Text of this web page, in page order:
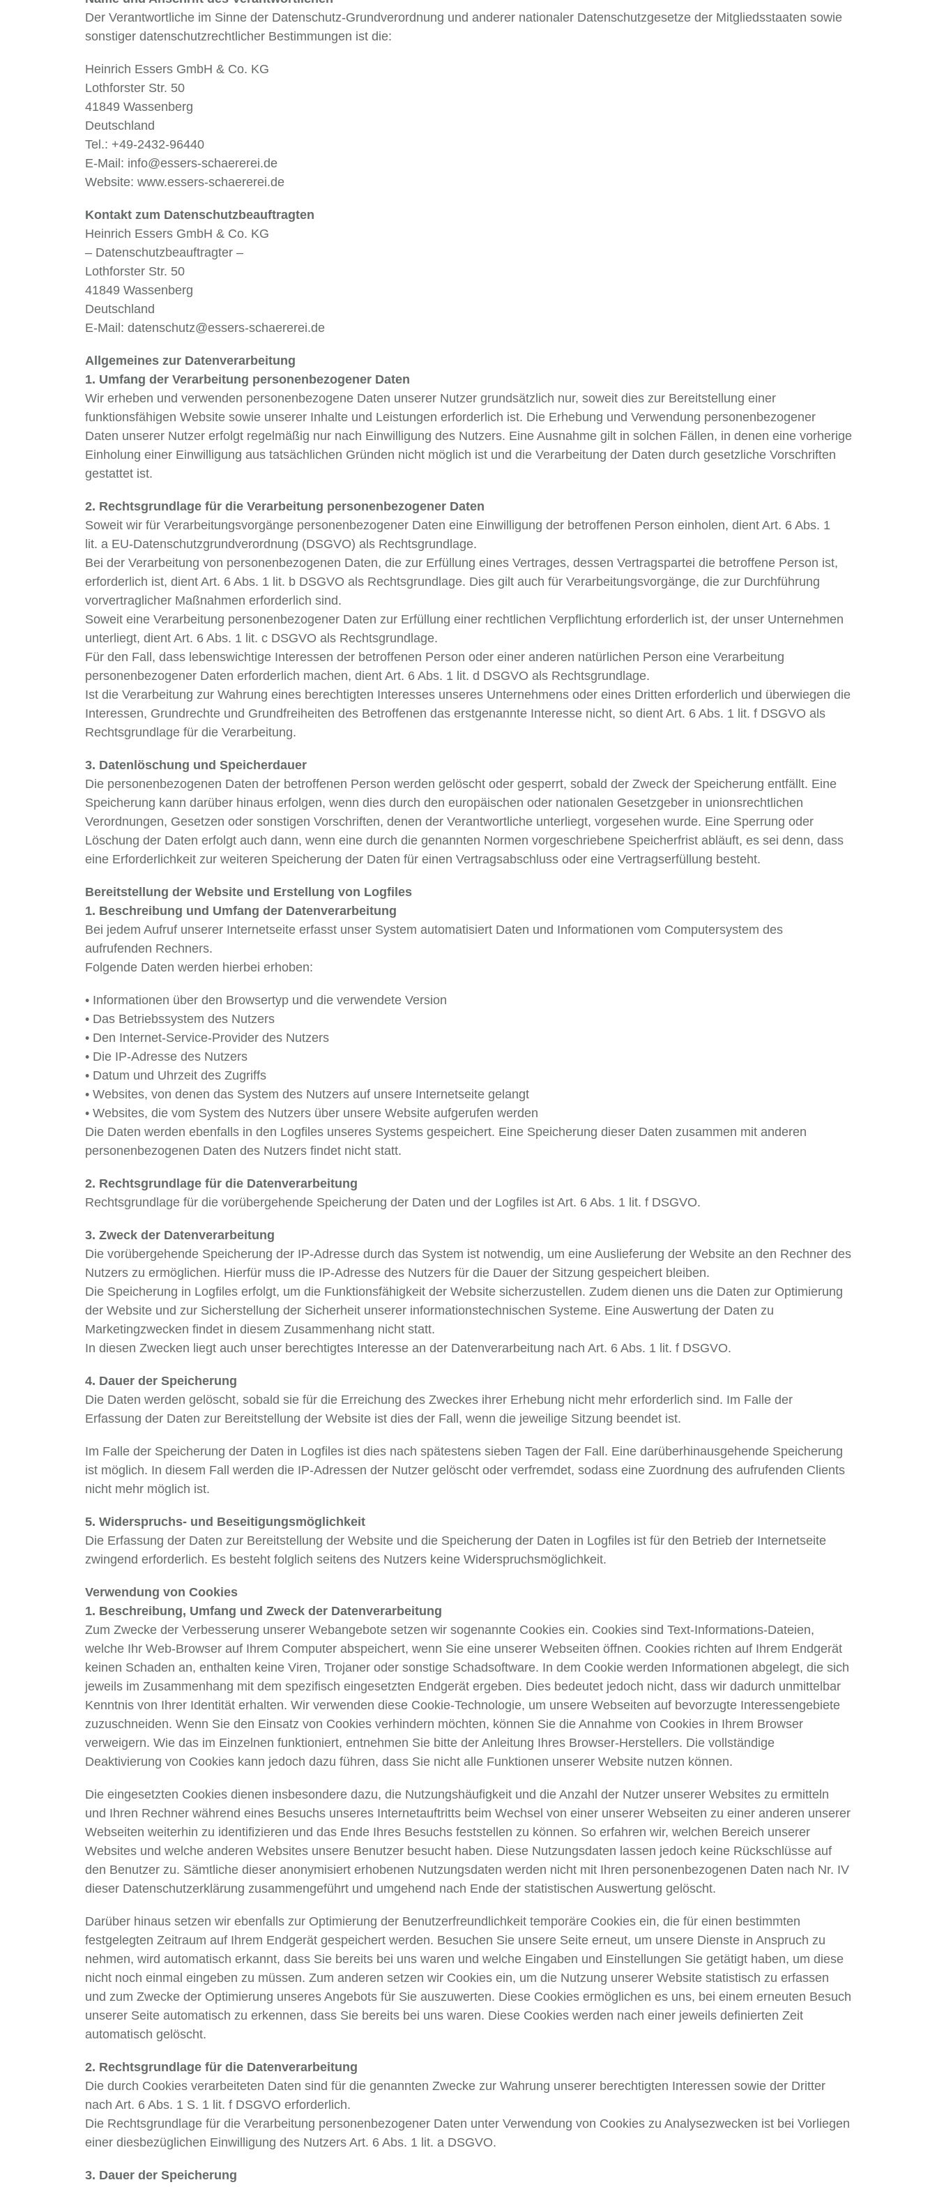
Der Verantwortliche im Sinne der Datenschutz-Grundverordnung und anderer nationaler Datenschutzgesetze der Mitgliedsstaaten sowie
sonstiger datenschutzrechtlicher Bestimmungen ist die:
Heinrich Essers GmbH & Co. KG
Lothforster Str. 50
41849 Wassenberg
Deutschland
Tel.: +49-2432-96440
E-Mail: info@essers-schaererei.de
Website: www.essers-schaererei.de
Kontakt zum Datenschutzbeauftragten
Heinrich Essers GmbH & Co. KG
– Datenschutzbeauftragter –
Lothforster Str. 50
41849 Wassenberg
Deutschland
E-Mail: datenschutz@essers-schaererei.de
Allgemeines zur Datenverarbeitung
1. Umfang der Verarbeitung personenbezogener Daten
Wir erheben und verwenden personenbezogene Daten unserer Nutzer grundsätzlich nur, soweit dies zur Bereitstellung einer
funktionsfähigen Website sowie unserer Inhalte und Leistungen erforderlich ist. Die Erhebung und Verwendung personenbezogener
Daten unserer Nutzer erfolgt regelmäßig nur nach Einwilligung des Nutzers. Eine Ausnahme gilt in solchen Fällen, in denen eine vorherige
Einholung einer Einwilligung aus tatsächlichen Gründen nicht möglich ist und die Verarbeitung der Daten durch gesetzliche Vorschriften
gestattet ist.
2. Rechtsgrundlage für die Verarbeitung personenbezogener Daten
Soweit wir für Verarbeitungsvorgänge personenbezogener Daten eine Einwilligung der betroffenen Person einholen, dient Art. 6 Abs. 1
lit. a EU-Datenschutzgrundverordnung (DSGVO) als Rechtsgrundlage.
Bei der Verarbeitung von personenbezogenen Daten, die zur Erfüllung eines Vertrages, dessen Vertragspartei die betroffene Person ist,
erforderlich ist, dient Art. 6 Abs. 1 lit. b DSGVO als Rechtsgrundlage. Dies gilt auch für Verarbeitungsvorgänge, die zur Durchführung
vorvertraglicher Maßnahmen erforderlich sind.
Soweit eine Verarbeitung personenbezogener Daten zur Erfüllung einer rechtlichen Verpflichtung erforderlich ist, der unser Unternehmen
unterliegt, dient Art. 6 Abs. 1 lit. c DSGVO als Rechtsgrundlage.
Für den Fall, dass lebenswichtige Interessen der betroffenen Person oder einer anderen natürlichen Person eine Verarbeitung
personenbezogener Daten erforderlich machen, dient Art. 6 Abs. 1 lit. d DSGVO als Rechtsgrundlage.
Ist die Verarbeitung zur Wahrung eines berechtigten Interesses unseres Unternehmens oder eines Dritten erforderlich und überwiegen die
Interessen, Grundrechte und Grundfreiheiten des Betroffenen das erstgenannte Interesse nicht, so dient Art. 6 Abs. 1 lit. f DSGVO als
Rechtsgrundlage für die Verarbeitung.
3. Datenlöschung und Speicherdauer
Die personenbezogenen Daten der betroffenen Person werden gelöscht oder gesperrt, sobald der Zweck der Speicherung entfällt. Eine
Speicherung kann darüber hinaus erfolgen, wenn dies durch den europäischen oder nationalen Gesetzgeber in unionsrechtlichen
Verordnungen, Gesetzen oder sonstigen Vorschriften, denen der Verantwortliche unterliegt, vorgesehen wurde. Eine Sperrung oder
Löschung der Daten erfolgt auch dann, wenn eine durch die genannten Normen vorgeschriebene Speicherfrist abläuft, es sei denn, dass
eine Erforderlichkeit zur weiteren Speicherung der Daten für einen Vertragsabschluss oder eine Vertragserfüllung besteht.
Bereitstellung der Website und Erstellung von Logfiles
1. Beschreibung und Umfang der Datenverarbeitung
Bei jedem Aufruf unserer Internetseite erfasst unser System automatisiert Daten und Informationen vom Computersystem des
aufrufenden Rechners.
Folgende Daten werden hierbei erhoben:
• Informationen über den Browsertyp und die verwendete Version
• Das Betriebssystem des Nutzers
• Den Internet-Service-Provider des Nutzers
• Die IP-Adresse des Nutzers
• Datum und Uhrzeit des Zugriffs
• Websites, von denen das System des Nutzers auf unsere Internetseite gelangt
• Websites, die vom System des Nutzers über unsere Website aufgerufen werden
Die Daten werden ebenfalls in den Logfiles unseres Systems gespeichert. Eine Speicherung dieser Daten zusammen mit anderen
personenbezogenen Daten des Nutzers findet nicht statt.
2. Rechtsgrundlage für die Datenverarbeitung
Rechtsgrundlage für die vorübergehende Speicherung der Daten und der Logfiles ist Art. 6 Abs. 1 lit. f DSGVO.
3. Zweck der Datenverarbeitung
Die vorübergehende Speicherung der IP-Adresse durch das System ist notwendig, um eine Auslieferung der Website an den Rechner des
Nutzers zu ermöglichen. Hierfür muss die IP-Adresse des Nutzers für die Dauer der Sitzung gespeichert bleiben.
Die Speicherung in Logfiles erfolgt, um die Funktionsfähigkeit der Website sicherzustellen. Zudem dienen uns die Daten zur Optimierung
der Website und zur Sicherstellung der Sicherheit unserer informationstechnischen Systeme. Eine Auswertung der Daten zu
Marketingzwecken findet in diesem Zusammenhang nicht statt.
In diesen Zwecken liegt auch unser berechtigtes Interesse an der Datenverarbeitung nach Art. 6 Abs. 1 lit. f DSGVO.
4. Dauer der Speicherung
Die Daten werden gelöscht, sobald sie für die Erreichung des Zweckes ihrer Erhebung nicht mehr erforderlich sind. Im Falle der
Erfassung der Daten zur Bereitstellung der Website ist dies der Fall, wenn die jeweilige Sitzung beendet ist.
Im Falle der Speicherung der Daten in Logfiles ist dies nach spätestens sieben Tagen der Fall. Eine darüberhinausgehende Speicherung
ist möglich. In diesem Fall werden die IP-Adressen der Nutzer gelöscht oder verfremdet, sodass eine Zuordnung des aufrufenden Clients
nicht mehr möglich ist.
5. Widerspruchs- und Beseitigungsmöglichkeit
Die Erfassung der Daten zur Bereitstellung der Website und die Speicherung der Daten in Logfiles ist für den Betrieb der Internetseite
zwingend erforderlich. Es besteht folglich seitens des Nutzers keine Widerspruchsmöglichkeit.
Verwendung von Cookies
1. Beschreibung, Umfang und Zweck der Datenverarbeitung
Zum Zwecke der Verbesserung unserer Webangebote setzen wir sogenannte Cookies ein. Cookies sind Text-Informations-Dateien,
welche Ihr Web-Browser auf Ihrem Computer abspeichert, wenn Sie eine unserer Webseiten öffnen. Cookies richten auf Ihrem Endgerät
keinen Schaden an, enthalten keine Viren, Trojaner oder sonstige Schadsoftware. In dem Cookie werden Informationen abgelegt, die sich
jeweils im Zusammenhang mit dem spezifisch eingesetzten Endgerät ergeben. Dies bedeutet jedoch nicht, dass wir dadurch unmittelbar
Kenntnis von Ihrer Identität erhalten. Wir verwenden diese Cookie-Technologie, um unsere Webseiten auf bevorzugte Interessengebiete
zuzuschneiden. Wenn Sie den Einsatz von Cookies verhindern möchten, können Sie die Annahme von Cookies in Ihrem Browser
verweigern. Wie das im Einzelnen funktioniert, entnehmen Sie bitte der Anleitung Ihres Browser-Herstellers. Die vollständige
Deaktivierung von Cookies kann jedoch dazu führen, dass Sie nicht alle Funktionen unserer Website nutzen können.
Die eingesetzten Cookies dienen insbesondere dazu, die Nutzungshäufigkeit und die Anzahl der Nutzer unserer Websites zu ermitteln
und Ihren Rechner während eines Besuchs unseres Internetauftritts beim Wechsel von einer unserer Webseiten zu einer anderen unserer
Webseiten weiterhin zu identifizieren und das Ende Ihres Besuchs feststellen zu können. So erfahren wir, welchen Bereich unserer
Websites und welche anderen Websites unsere Benutzer besucht haben. Diese Nutzungsdaten lassen jedoch keine Rückschlüsse auf
den Benutzer zu. Sämtliche dieser anonymisiert erhobenen Nutzungsdaten werden nicht mit Ihren personenbezogenen Daten nach Nr. IV
dieser Datenschutzerklärung zusammengeführt und umgehend nach Ende der statistischen Auswertung gelöscht.
Darüber hinaus setzen wir ebenfalls zur Optimierung der Benutzerfreundlichkeit temporäre Cookies ein, die für einen bestimmten
festgelegten Zeitraum auf Ihrem Endgerät gespeichert werden. Besuchen Sie unsere Seite erneut, um unsere Dienste in Anspruch zu
nehmen, wird automatisch erkannt, dass Sie bereits bei uns waren und welche Eingaben und Einstellungen Sie getätigt haben, um diese
nicht noch einmal eingeben zu müssen. Zum anderen setzen wir Cookies ein, um die Nutzung unserer Website statistisch zu erfassen
und zum Zwecke der Optimierung unseres Angebots für Sie auszuwerten. Diese Cookies ermöglichen es uns, bei einem erneuten Besuch
unserer Seite automatisch zu erkennen, dass Sie bereits bei uns waren. Diese Cookies werden nach einer jeweils definierten Zeit
automatisch gelöscht.
2. Rechtsgrundlage für die Datenverarbeitung
Die durch Cookies verarbeiteten Daten sind für die genannten Zwecke zur Wahrung unserer berechtigten Interessen sowie der Dritter
nach Art. 6 Abs. 1 S. 1 lit. f DSGVO erforderlich.
Die Rechtsgrundlage für die Verarbeitung personenbezogener Daten unter Verwendung von Cookies zu Analysezwecken ist bei Vorliegen
einer diesbezüglichen Einwilligung des Nutzers Art. 6 Abs. 1 lit. a DSGVO.
3. Dauer der Speicherung